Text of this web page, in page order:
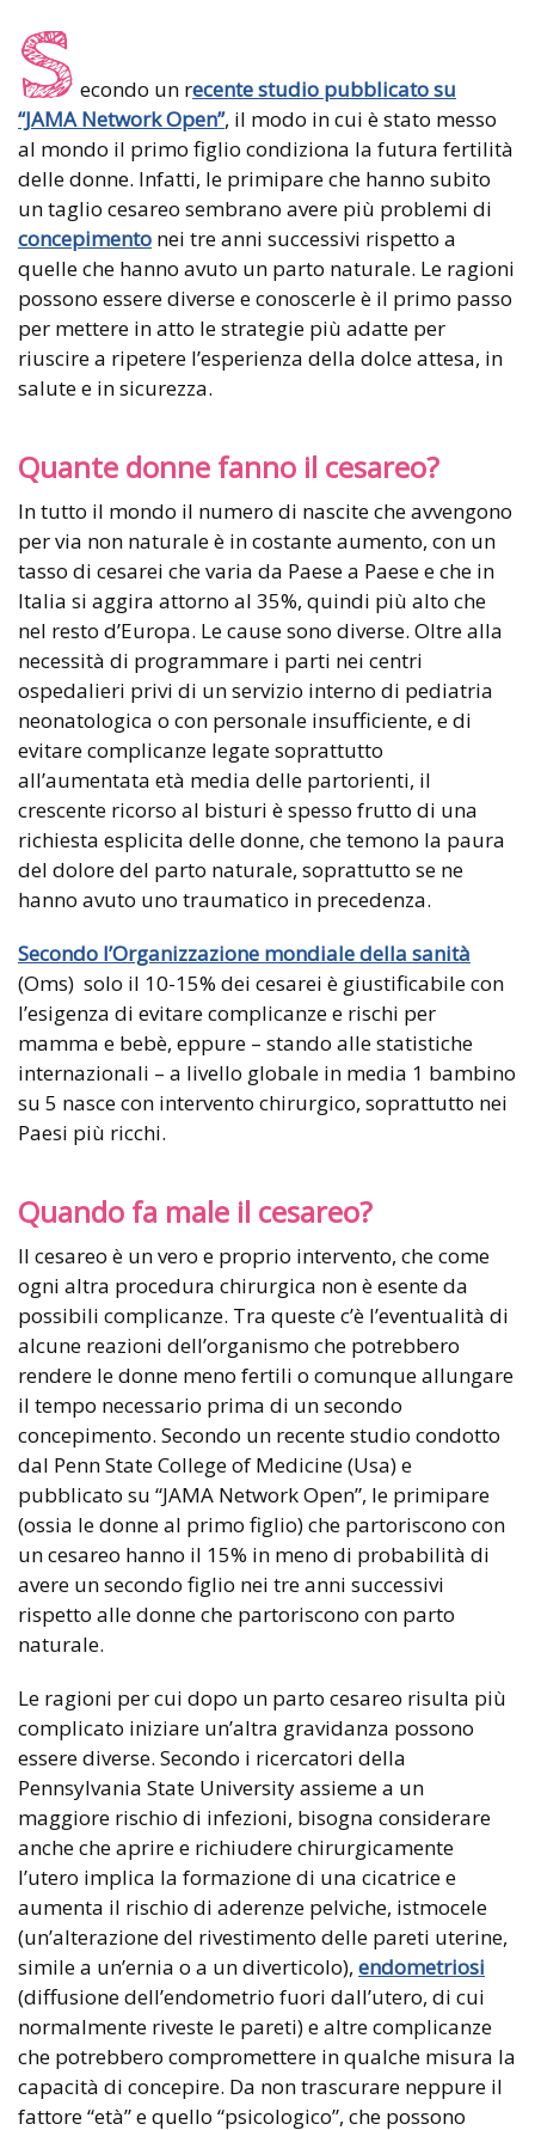
S econdo un recente studio pubblicato su
“JAMA Network Open”, il modo in cui è stato messo
al mondo il primo figlio condiziona la futura fertilità
delle donne. Infatti, le primipare che hanno subito
un taglio cesareo sembrano avere più problemi di
concepimento nei tre anni successivi rispetto a
quelle che hanno avuto un parto naturale. Le ragioni
possono essere diverse e conoscerle è il primo passo
per mettere in atto le strategie più adatte per
riuscire a ripetere l’esperienza della dolce attesa, in
salute e in sicurezza.
Quante donne fanno il cesareo?
In tutto il mondo il numero di nascite che avvengono
per via non naturale è in costante aumento, con un
tasso di cesarei che varia da Paese a Paese e che in
Italia si aggira attorno al 35%, quindi più alto che
nel resto d’Europa. Le cause sono diverse. Oltre alla
necessità di programmare i parti nei centri
ospedalieri privi di un servizio interno di pediatria
neonatologica o con personale insufficiente, e di
evitare complicanze legate soprattutto
all’aumentata età media delle partorienti, il
crescente ricorso al bisturi è spesso frutto di una
richiesta esplicita delle donne, che temono la paura
del dolore del parto naturale, soprattutto se ne
hanno avuto uno traumatico in precedenza.
Secondo l’Organizzazione mondiale della sanità
(Oms) solo il 10-15% dei cesarei è giustificabile con
l’esigenza di evitare complicanze e rischi per
mamma e bebè, eppure – stando alle statistiche
internazionali – a livello globale in media 1 bambino
su 5 nasce con intervento chirurgico, soprattutto nei
Paesi più ricchi.
Quando fa male il cesareo?
Il cesareo è un vero e proprio intervento, che come
ogni altra procedura chirurgica non è esente da
possibili complicanze. Tra queste c’è l’eventualità di
alcune reazioni dell’organismo che potrebbero
rendere le donne meno fertili o comunque allungare
il tempo necessario prima di un secondo
concepimento. Secondo un recente studio condotto
dal Penn State College of Medicine (Usa) e
pubblicato su “JAMA Network Open”, le primipare
(ossia le donne al primo figlio) che partoriscono con
un cesareo hanno il 15% in meno di probabilità di
avere un secondo figlio nei tre anni successivi
rispetto alle donne che partoriscono con parto
naturale.
Le ragioni per cui dopo un parto cesareo risulta più
complicato iniziare un’altra gravidanza possono
essere diverse. Secondo i ricercatori della
Pennsylvania State University assieme a un
maggiore rischio di infezioni, bisogna considerare
anche che aprire e richiudere chirurgicamente
l’utero implica la formazione di una cicatrice e
aumenta il rischio di aderenze pelviche, istmocele
(un’alterazione del rivestimento delle pareti uterine,
simile a un’ernia o a un diverticolo), endometriosi
(diffusione dell’endometrio fuori dall’utero, di cui
normalmente riveste le pareti) e altre complicanze
che potrebbero compromettere in qualche misura la
capacità di concepire. Da non trascurare neppure il
fattore “età” e quello “psicologico”, che possono